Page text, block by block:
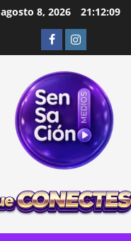
agosto 8, 2026 21:12:10
FacebookInstagram